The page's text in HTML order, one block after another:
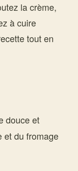
la crème,
à cuire
tout en
douce et
et du fromage